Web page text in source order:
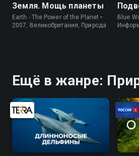
Земля. Мощь планеты
Earth - The Power of the Planet •
2007, Великобритания, Природа
Blue
Ещё в жанре: